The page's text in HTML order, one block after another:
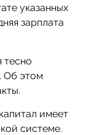
указанных
зарплата
тесно
Об этом
имеет
системе.